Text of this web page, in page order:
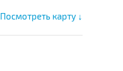
Посмотреть карту ↓